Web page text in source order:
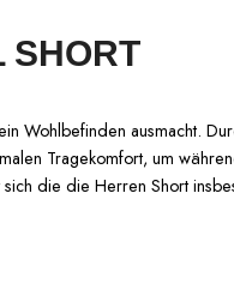
SHORT
Wohlbefinden ausmacht.
Tragekomfort, um
die die Herren Short